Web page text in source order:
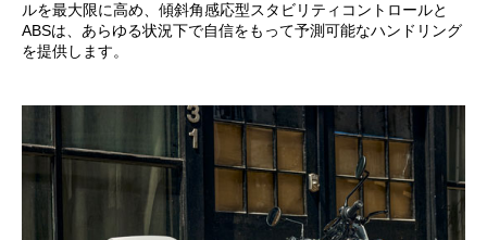
ルを最大限に高め、傾斜角感応型スタビリティコントロールと
ABSは、あらゆる状況下で自信をもって予測可能なハンドリング
を提供します。